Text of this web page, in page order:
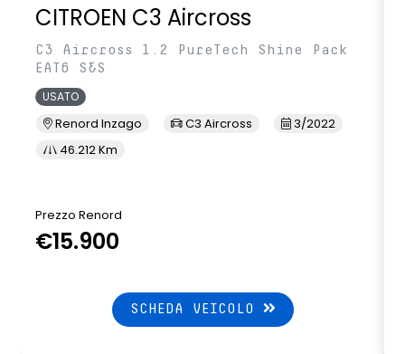
CITROEN C3 Aircross
C3 Aircross 1.2 PureTech Shine Pack
EAT6 S&S
USATO
Renord Inzago C3 Aircross
3/2022
46.212 Km
Prezzo Renord
€15.900
SCHEDA VEICOLO